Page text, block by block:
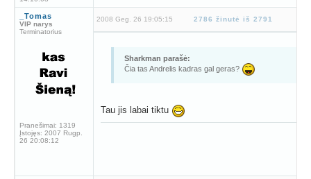
_Tomas
VIP narys
Terminatorius
Pranešimai: 1319
Įstojęs: 2007 Rugp.
26 20:08:12
2008 Geg. 26 19:05:15 2786 žinutė iš 2791
Sharkman parašė:
Čia tas Andrelis kadras gal geras?
Tau jis labai tiktu